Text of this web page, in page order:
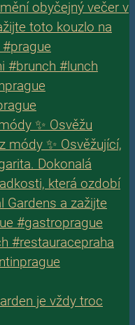
✨ Osvěžu
je vždy troc